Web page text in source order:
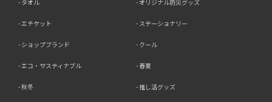
タオル オリジナル防災グッズ
エチケット ステーショナリー
ショップブランド クール
エコ・サスティナブル 春夏
秋冬 推し活グッズ